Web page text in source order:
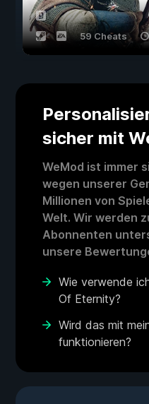
59 Cheats
sicher mit
WeMod ist immer
wegen unserer
Millionen von
Welt. Wir werden
Abonnenten
unsere
Wie verwende
Of Eternity?
Wird das mit
funktionieren?